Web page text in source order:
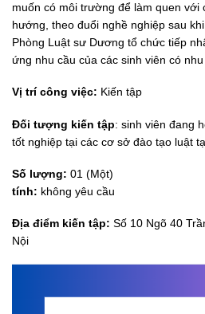
muốn có môi trường để làm quen với
hướng, theo đuổi nghề nghiệp sau
Phòng Luật sư Dương tổ chức tiếp
ứng nhu cầu của các sinh viên có nhu
Vị trí công việc: Kiến tập
Đối tượng kiến tập: sinh viên đang
tốt nghiệp tại các cơ sở đào tạo luật
Số lượng: 01
tính: không yêu cầu
Địa điểm kiến tập: Số 10 Ngõ 40
Nội